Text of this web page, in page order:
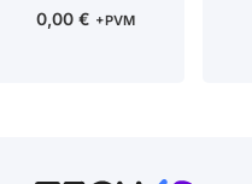
0,00 € +PVM